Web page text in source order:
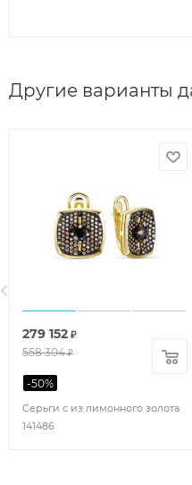
Другие варианты
Серьги с из лимонного золота
141486
279 152 ₽
558 304₽
-50%